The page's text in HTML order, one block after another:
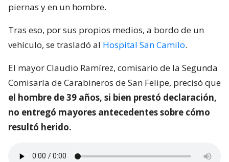
piernas y en un hombre.
Tras eso, por sus propios medios, a bordo de un
vehículo, se trasladó al Hospital San Camilo.
El mayor Claudio Ramírez, comisario de la Segunda
Comisaría de Carabineros de San Felipe, precisó que
el hombre de 39 años, si bien prestó declaración,
no entregó mayores antecedentes sobre cómo
resultó herido.